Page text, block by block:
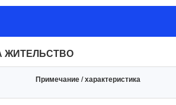
ЖИТЕЛЬСТВО
Примечание / характеристика